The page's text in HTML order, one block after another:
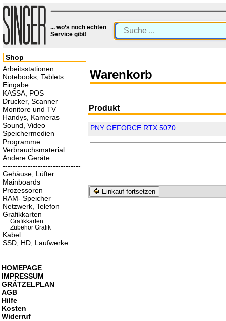
... wo’s noch echten
Service gibt!
Warenkorb
Produkt
PNY GEFORCE RTX 5070
Einkauf fortsetzen
Shop
Arbeitsstationen
Notebooks, Tablets
Eingabe
KASSA, POS
Drucker, Scanner
Monitore und TV
Handys, Kameras
Sound, Video
Speichermedien
Programme
Verbrauchsmaterial
Andere Geräte
-------------------------------
Gehäuse, Lüfter
Mainboards
Prozessoren
RAM- Speicher
Netzwerk, Telefon
Grafikkarten
Grafikkarten
Zubehör Grafik
Kabel
SSD, HD, Laufwerke
HOMEPAGE
IMPRESSUM
GRÄTZELPLAN
AGB
Hilfe
Kosten
Widerruf